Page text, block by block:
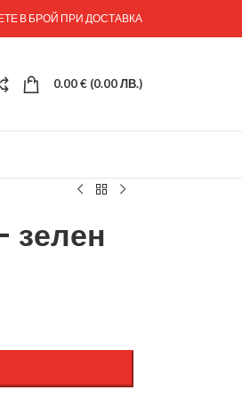
В БРОЙ ПРИ ДОСТАВКА
0.00€ (0.00 ЛВ.)
зелен